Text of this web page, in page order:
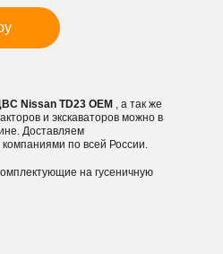
Nissan TD23 OEM , а так же
и экскаваторов можно в
Доставляем
по всей России.
на гусеничную